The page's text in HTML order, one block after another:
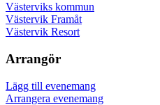
Västerviks kommun
Västervik Framåt
Västervik Resort
Arrangör
Lägg till evenemang
Arrangera evenemang